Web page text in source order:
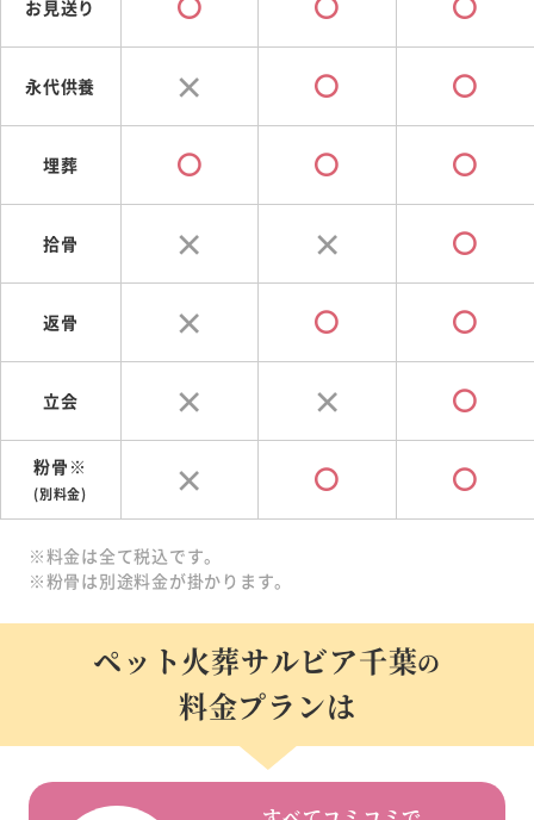
お見送り
永代供養
埋葬
拾骨
返骨
立会
粉骨※
(別料金)
※料金は全て税込です。
※粉骨は別途料金が掛かります。
ペット火葬サルビア千葉の
料金プランは